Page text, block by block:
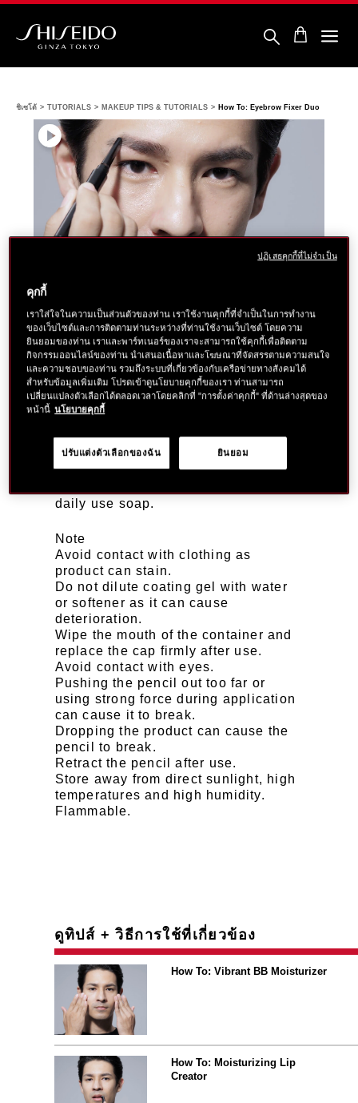
ข้าม
เซ
ชิเซโด้ TUTORIALS MAKEUP TIPS & TUTORIALS How To: Eyebrow Fixer Duo
MAKEUP TIPS & TUTORIALS
HOW TO: EYEBROW FIXER
DUO
Swivel the pencil upward 1 to 2 mm
Then apply gel with the brush,
following the flow of hair.
The product can be removed with
daily use soap.
Note
Avoid contact with clothing as
product can stain.
Do not dilute coating gel with water
or softener as it can cause
deterioration.
Wipe the mouth of the container and
replace the cap firmly after use.
Avoid contact with eyes.
Pushing the pencil out too far or
using strong force during application
can cause it to break.
Dropping the product can cause the
pencil to break.
Retract the pencil after use.
Store away from direct sunlight, high
temperatures and high humidity.
Flammable.
ดูทิปส์ + วิธีการใช้ที่เกี่ยวข้อง
How To: Vibrant BB Moisturizer
How To: Moisturizing Lip
Creator
คุกกี้
เราใส่ใจในความเป็นส่วนตัวของท่าน เราใช้งานคุกกี้ที่จำเป็นในการทำงาน
ของเว็บไซต์และการติดตามท่านระหว่างที่ท่านใช้งานเว็บไซต์ โดยความ
ยินยอมของท่าน เราและพาร์ทเนอร์ของเราจะสามารถใช้คุกกี้เพื่อติดตาม
กิจกรรมออนไลน์ของท่าน นำเสนอเนื้อหาและโฆษณาที่จัดสรรตามความสนใจ
และความชอบของท่าน รวมถึงระบบที่เกี่ยวข้องกับเครือข่ายทางสังคมได้
สำหรับข้อมูลเพิ่มเติม โปรดเข้าดูนโยบายคุกกี้ของเรา ท่านสามารถ
เปลี่ยนแปลงตัวเลือกได้ตลอดเวลาโดยคลิกที่ "การตั้งค่าคุกกี้" ที่ด้านล่างสุดของ
หน้านี้ นโยบายคุกกี้
ยินยอม
ปรับแต่งตัวเลือกของฉัน
ปฏิเสธคุกกี้ที่ไม่จำเป็น